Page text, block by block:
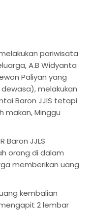
pariwisata
A.B Widyanta
Paliyan yang
melakukan
Baron JJlS tetapi
makan, Minggu
Baron JJLS
orang di dalam
memberikan uang
kembalian
2 lembar